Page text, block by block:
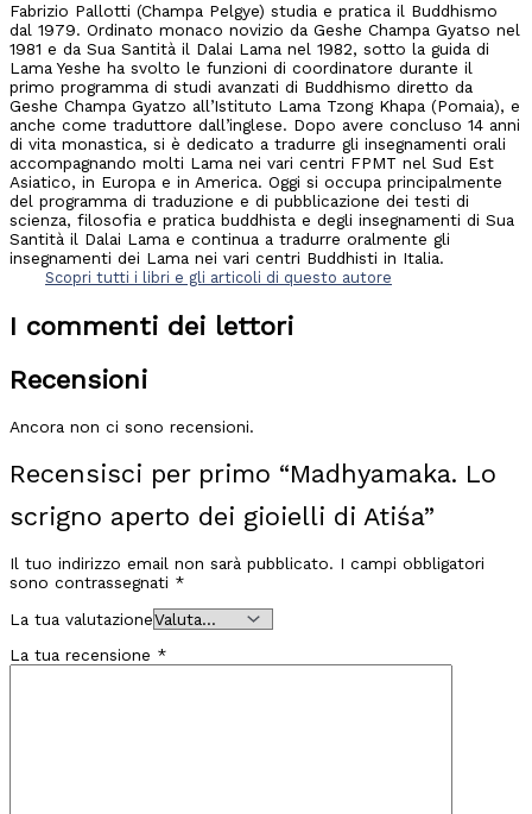
Fabrizio Pallotti (Champa Pelgye) studia e pratica il Buddhismo
dal 1979. Ordinato monaco novizio da Geshe Champa Gyatso nel
1981 e da Sua Santità il Dalai Lama nel 1982, sotto la guida di
Lama Yeshe ha svolto le funzioni di coordinatore durante il
primo programma di studi avanzati di Buddhismo diretto da
Geshe Champa Gyatzo all’Istituto Lama Tzong Khapa (Pomaia), e
anche come traduttore dall’inglese. Dopo avere concluso 14 anni
di vita monastica, si è dedicato a tradurre gli insegnamenti orali
accompagnando molti Lama nei vari centri FPMT nel Sud Est
Asiatico, in Europa e in America. Oggi si occupa principalmente
del programma di traduzione e di pubblicazione dei testi di
scienza, filosofia e pratica buddhista e degli insegnamenti di Sua
Santità il Dalai Lama e continua a tradurre oralmente gli
insegnamenti dei Lama nei vari centri Buddhisti in Italia.
Scopri tutti i libri e gli articoli di questo autore
I commenti dei lettori
Recensioni
Ancora non ci sono recensioni.
Recensisci per primo “Madhyamaka. Lo
scrigno aperto dei gioielli di Atiśa”
Il tuo indirizzo email non sarà pubblicato. I campi obbligatori
sono contrassegnati *
La tua valutazione
La tua recensione *